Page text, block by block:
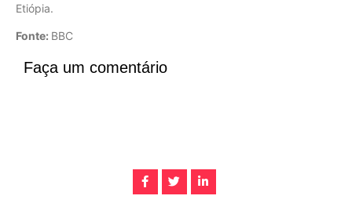
Etiópia.
Fonte: BBC
Faça um comentário